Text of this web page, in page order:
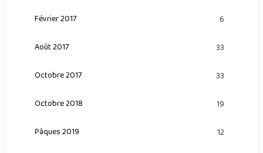
Février 2017 6
Août 2017 33
Octobre 2017 33
Octobre 2018 19
Pâques 2019 12